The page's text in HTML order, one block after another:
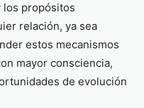
los propósitos
relación, ya sea
estos mecanismos
mayor consciencia,
de evolución